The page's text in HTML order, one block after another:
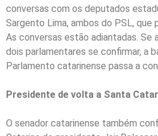
conversas com os deputados
Sargento Lima, ambos do PSL, que
As conversas estão adiantadas. Se
dois parlamentares se confirmar, a
Parlamento catarinense passa a
Presidente de volta a Santa
O senador catarinense também